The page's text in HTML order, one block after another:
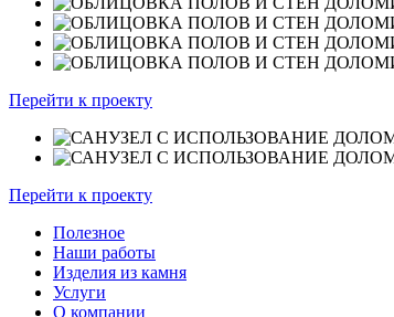
Перейти к проекту
Перейти к проекту
Полезное
Наши работы
Изделия из камня
Услуги
О компании